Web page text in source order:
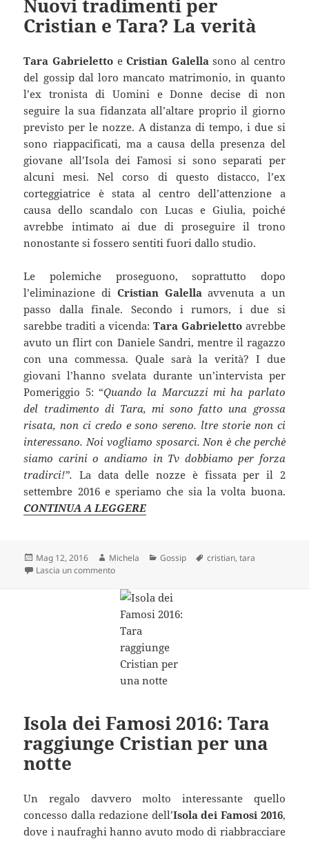
Nuovi tradimenti per
Cristian e Tara? La verità
Tara Gabrieletto eCristian Galellasono al centro
del gossip dal loro mancato matrimonio, in quanto
l’ex tronista di Uomini e Donne decise di non
seguire la sua fidanzata all’altare proprio il giorno
previsto per le nozze. A distanza di tempo, i due si
sono riappacificati, ma a causa della presenza del
giovane all’Isola dei Famosi si sono separati per
alcuni mesi. Nel corso di questo distacco, l’ex
corteggiatrice è stata al centro dell’attenzione a
causa dello scandalo con Lucas e Giulia, poiché
avrebbe intimato ai due di proseguire il trono
nonostante si fossero sentiti fuori dallo studio.
Le polemiche proseguono, soprattutto dopo
l’eliminazione di Cristian Galellaavvenuta a un
passo dalla finale. Secondo i rumors, i due si
sarebbe traditi a vicenda: Tara Gabrielettoavrebbe
avuto un flirt con Daniele Sandri, mentre il ragazzo
con una commessa. Quale sarà la verità? I due
giovani l’hanno svelata durante un’intervista per
Pomeriggio 5: “Quando la Marcuzzi mi ha parlato
del tradimento di Tara, mi sono fatto una grossa
risata, non ci credo e sono sereno. ltre storie non ci
interessano. Noi vogliamo sposarci. Non è che perchè
siamo carini o andiamo in Tv dobbiamo per forza
tradirci!”.La data delle nozze è fissata per il 2
settembre 2016 e speriamo che sia la volta buona.
CONTINUA A LEGGERE
Scritto
il
Mag 12, 2016 Autore
Michela Categorie
Gossip Tag
cristian,tara
Lascia un commentosu Nuovi tradimenti per Cristian e Tara? La verità
Isola dei Famosi 2016: Tara
raggiunge Cristian per una
notte
Un regalo davvero molto interessante quello
concesso dalla redazione dell’Isola dei Famosi 2016,
dove i naufraghi hanno avuto modo di riabbracciare